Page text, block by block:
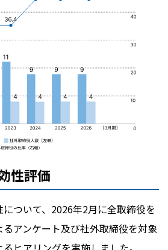
性評価
ついて、2026年2月に全取締役を
アンケート及び社外取締役を対象